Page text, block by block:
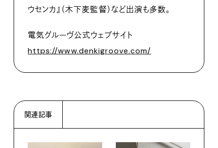
ウセンカ』（木下麦監督）など出演も多数。
電気グルーヴ公式ウェブサイト
https://www.denkigroove.com/
関連記事